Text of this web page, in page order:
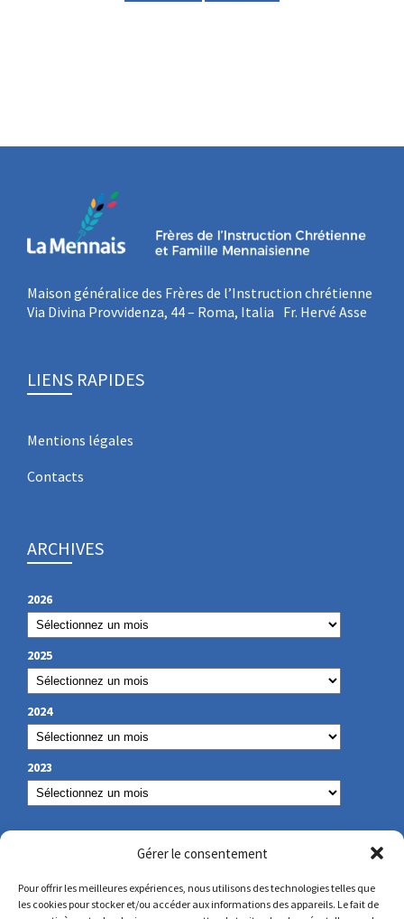
Gérer le consentement
Pour offrir les meilleures expériences, nous utilisons des technologies telles que
les cookies pour stocker et/ou accéder aux informations des appareils. Le fait de
Maison généralice des Frères de l’Instruction chrétienne
Via Divina Provvidenza, 44 – Roma, Italia Fr. Hervé Asse
LIENS RAPIDES
Mentions légales
Contacts
ARCHIVES
2026
2025
2024
2023
NOS COORDONNÉES
secretariat@lamennais.org